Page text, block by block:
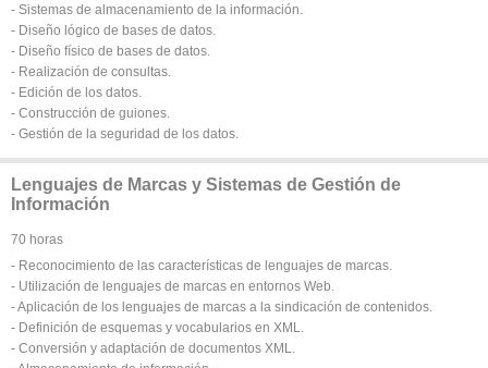
- Sistemas de almacenamiento de la información.
- Diseño lógico de bases de datos.
- Diseño físico de bases de datos.
- Realización de consultas.
- Edición de los datos.
- Construcción de guiones.
- Gestión de la seguridad de los datos.
Lenguajes de Marcas y Sistemas de Gestión de
Información
70 horas
- Reconocimiento de las características de lenguajes de marcas.
- Utilización de lenguajes de marcas en entornos Web.
- Aplicación de los lenguajes de marcas a la sindicación de contenidos.
- Definición de esquemas y vocabularios en XML.
- Conversión y adaptación de documentos XML.